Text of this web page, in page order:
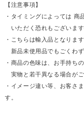
【注意事項】
・タイミングによっては 商
いただく恐れもございます
・こちらは輸入品となりま
新品未使用品でもごくわ
・商品の色味は、お手持ち
実物と若干異なる場合がご
・イメージ違い等、お客さ
す。